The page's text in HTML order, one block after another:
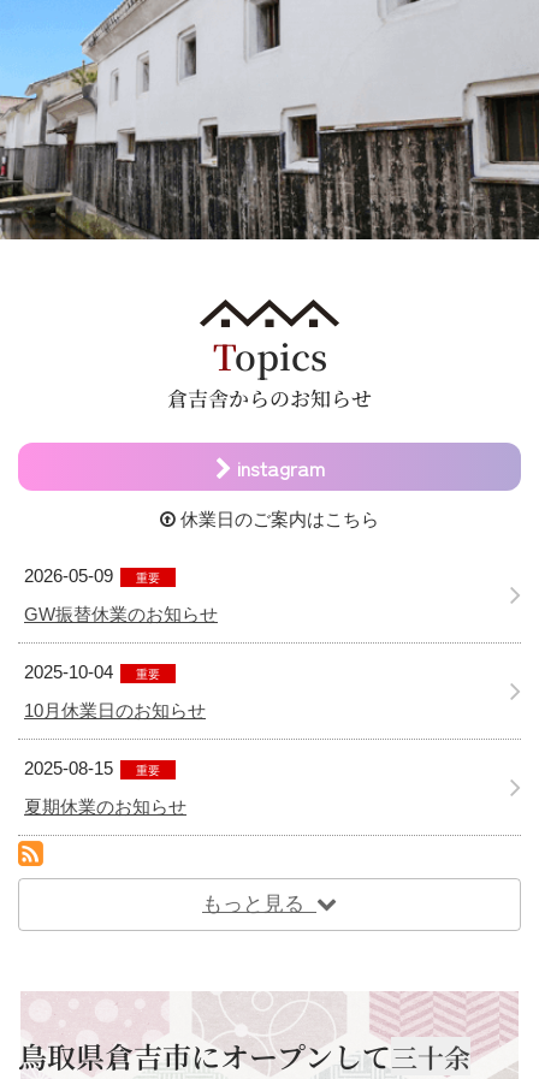
Topics
倉吉舎からのお知らせ
instagram
 休業日のご案内はこちら
2026-05-09 重要
GW振替休業のお知らせ
2025-10-04 重要
10月休業日のお知らせ
2025-08-15 重要
夏期休業のお知らせ
RSS(別ウィンドウで開きます)
もっと見る
鳥取県倉吉市にオープンして三十余